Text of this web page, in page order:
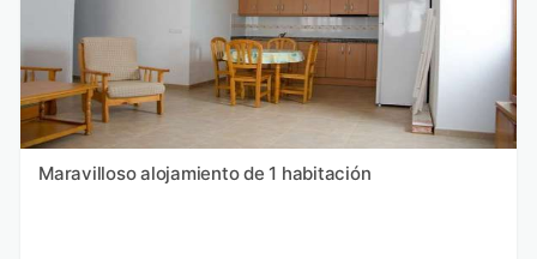
Maravilloso alojamiento de 1 habitación